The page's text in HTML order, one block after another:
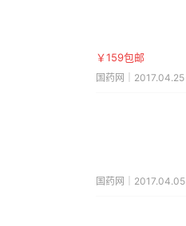
￥159包邮
国药网｜2017.04.25
国药网｜2017.04.05